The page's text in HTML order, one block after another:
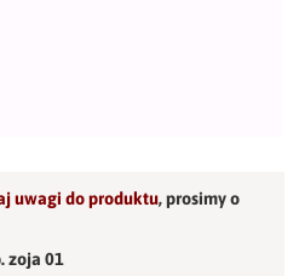
uwagi do produktu,prosimy o
zoja 01